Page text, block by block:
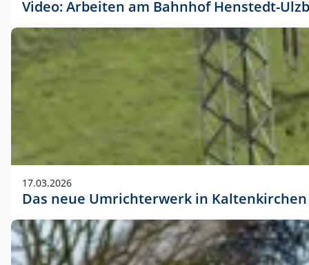
Video: Arbeiten am Bahnhof Henstedt-
17.03.2026
Das neue Umrichterwerk in Kaltenkirchen